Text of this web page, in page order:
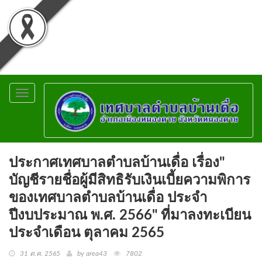
Toggle
navigation
ประกาศเทศบาลตำบลบ้านเดื่อ เรื่อง"
บัญชีรายชื่อผู้มีสิทธิรับเงินเบี้ยความพิการ
ของเทศบาลตำบลบ้านเดื่อ ประจำ
ปีงบประมาณ พ.ศ. 2566" ที่มาลงทะเบียน
ประจำเดือน ตุลาคม 2565
31 ต.ค. 2565 by area43 7802